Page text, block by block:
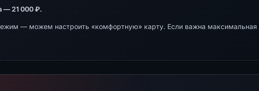
— 21 000 ₽.
— можем настроить «комфортную» карту. Если важна